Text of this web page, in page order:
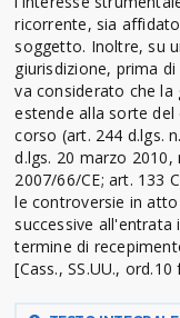
ricorrente, sia
soggetto. Inoltre, su
giurisdizione, prima
va considerato che la
estende alla sorte
corso (art. 244 d.lgs.
d.lgs. 20 marzo
2007/66/CE; art. 133
le controversie in
successive all'entrata
termine di
[Cass., SS.UU.,